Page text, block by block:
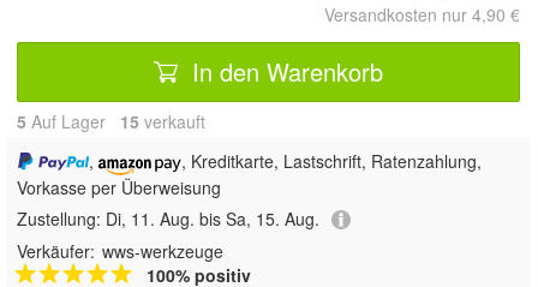
Versandkosten nur 4,90 €
In den Warenkorb
5 Auf Lager 15 verkauft
,
, Kreditkarte, Lastschrift, Ratenzahlung,
Vorkasse per Überweisung
Zustellung: Di, 11. Aug. bis Sa, 15. Aug.
Verkäufer: wws-werkzeuge
100% positiv